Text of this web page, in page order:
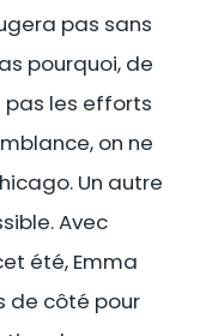
pas sans
pourquoi, de
pas les efforts
on ne
Un autre
Avec
été, Emma
de côté pour